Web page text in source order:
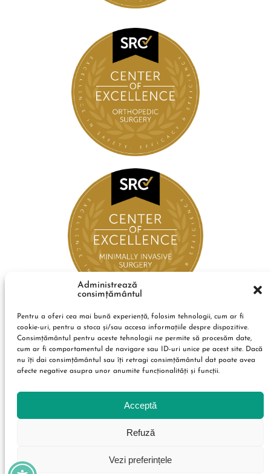
Administrează
consimțământul
Pentru a oferi cea mai bună experiență, folosim tehnologii, cum ar fi
cookie-uri, pentru a stoca și/sau accesa informațiile despre dispozitive.
Consimțământul pentru aceste tehnologii ne permite să procesăm date,
cum ar fi comportamentul de navigare sau ID-uri unice pe acest site. Dacă
nu îți dai consimțământul sau îți retragi consimțământul dat poate avea
afecte negative asupra unor anumite funcționalități și funcții.
Acceptă
Refuză
Vezi preferințele